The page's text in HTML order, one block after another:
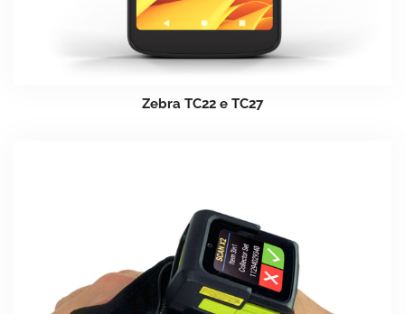
Zebra TC22 e TC27